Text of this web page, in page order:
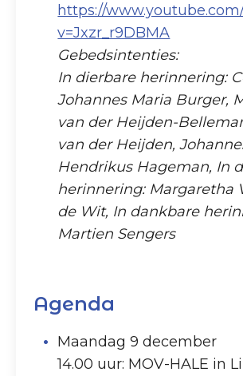
https://
v=Jxzr_r9DBMA
Gebedsintenties:
In dierbare herinnering:
Johannes Maria Burger,
van der Heijden-
van der Heijden,
Hendrikus Hageman, In
herinnering: Margaretha
de Wit, In dankbare
Martien Sengers
Agenda
Maandag 9 december
14.00 uur: MOV-HALE in